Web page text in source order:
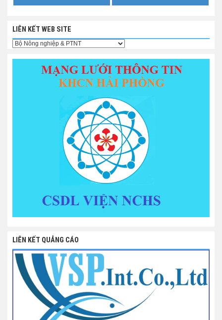
LIÊN KẾT WEB SITE
LIÊN KẾT QUẢNG CÁO